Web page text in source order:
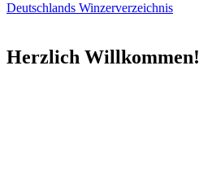
Deutschlands Winzerverzeichnis
Herzlich Willkommen!